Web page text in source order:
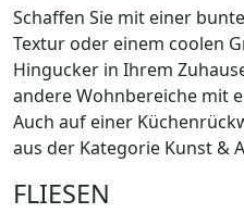
Schaffen Sie mit einer
Textur oder einem coolen
Hingucker in Ihrem
andere Wohnbereiche mit
Auch auf einer
aus der Kategorie Kunst &
FLIESEN